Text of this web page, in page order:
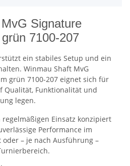
Signature
7100-207
ein stabiles Setup und ein
Winmau Shaft MvG
grün 7100-207 eignet sich für
Qualität, Funktionalität und
legen.
Einsatz konzipiert
Performance im
– je nach Ausführung –